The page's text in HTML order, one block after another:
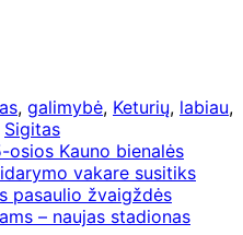
, galimybė, Keturių, labiau,
Sigitas
osios Kauno bienalės
vakare susitiks
pasaulio žvaigždės
– naujas stadionas